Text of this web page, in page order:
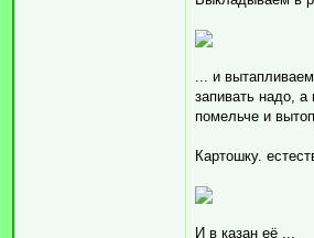
... и
запивать надо,
помельче и
Картошку.
И в казан её ...